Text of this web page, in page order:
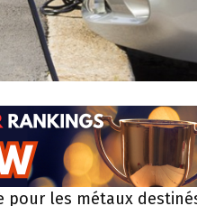
pour les métaux